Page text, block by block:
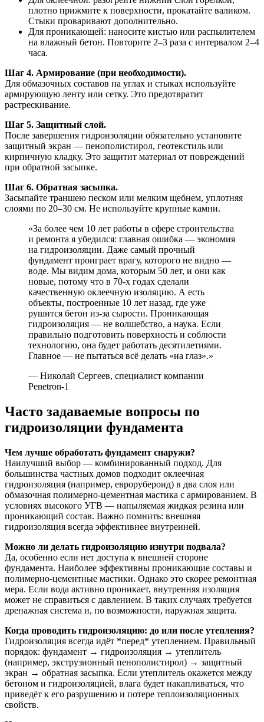
плотно прижмите к поверхности, прокатайте валиком.
Стыки проваривают дополнительно.
Для проникающей: наносите кистью или распылителем
на влажный бетон. Повторите 2–3 раза с интервалом 2–4
часа.
Шаг 4. Армирование (при необходимости).
Для обмазочных составов на углах и стыках используйте
армирующую ленту или сетку. Это предотвратит
растрескивание.
Шаг 5. Защитный слой.
После завершения гидроизоляции обязательно установите
защитный экран — пенополистирол, геотекстиль или
кирпичную кладку. Это защитит материал от повреждений
при обратной засыпке.
Шаг 6. Обратная засыпка.
Засыпайте траншею песком или мелким щебнем, уплотняя
слоями по 20–30 см. Не используйте крупные камни.
«За более чем 10 лет работы в сфере строительства
и ремонта я убедился: главная ошибка — экономия
на гидроизоляции. Даже самый прочный
фундамент проиграет врагу, которого не видно —
воде. Мы видим дома, которым 50 лет, и они как
новые, потому что в 70-х годах сделали
качественную оклеечную изоляцию. А есть
объекты, построенные 10 лет назад, где уже
рушится бетон из-за сырости. Проникающая
гидроизоляция — не волшебство, а наука. Если
правильно подготовить поверхность и соблюсти
технологию, она будет работать десятилетиями.
Главное — не пытаться всё делать «на глаз».»
— Николай Сергеев, специалист компании
Penetron-1
Часто задаваемые вопросы по
гидроизоляции фундамента
Чем лучше обработать фундамент снаружи?
Наилучший выбор — комбинированный подход. Для
большинства частных домов подходит оклеечная
гидроизоляция (например, еврорубероид) в два слоя или
обмазочная полимерно-цементная мастика с армированием. В
условиях высокого УГВ — напыляемая жидкая резина или
проникающий состав. Важно помнить: внешняя
гидроизоляция всегда эффективнее внутренней.
Можно ли делать гидроизоляцию изнутри подвала?
Да, особенно если нет доступа к внешней стороне
фундамента. Наиболее эффективны проникающие составы и
полимерно-цементные мастики. Однако это скорее ремонтная
мера. Если вода активно проникает, внутренняя изоляция
может не справиться с давлением. В таких случаях требуется
дренажная система и, по возможности, наружная защита.
Когда проводить гидроизоляцию: до или после утепления?
Гидроизоляция всегда идёт *перед* утеплением. Правильный
порядок: фундамент → гидроизоляция → утеплитель
(например, экструзионный пенополистирол) → защитный
экран → обратная засыпка. Если утеплитель окажется между
бетоном и гидроизоляцией, влага будет накапливаться, что
приведёт к его разрушению и потере теплоизоляционных
свойств.